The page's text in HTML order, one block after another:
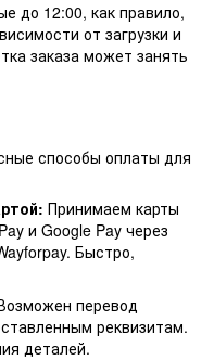
до 12:00, как правило,
от загрузки и
заказа может занять
способы оплаты для
Принимаем карты
и Google Pay через
Быстро,
перевод
реквизитам.
деталей.